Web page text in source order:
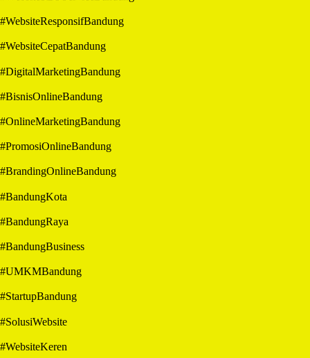
#WebsiteResponsifBandung
#WebsiteCepatBandung
#DigitalMarketingBandung
#BisnisOnlineBandung
#OnlineMarketingBandung
#PromosiOnlineBandung
#BrandingOnlineBandung
#BandungKota
#BandungRaya
#BandungBusiness
#UMKMBandung
#StartupBandung
#SolusiWebsite
#WebsiteKeren